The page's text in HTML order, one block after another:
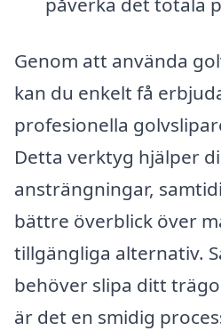
Genom att använda
kan du enkelt få
profesionella
Detta verktyg hjälper
ansträngningar,
bättre överblick över
tillgängliga alternativ.
behöver slipa ditt
är det en smidig